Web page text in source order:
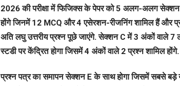
2026 की परीक्षा में फिजिक्स के पेपर को 5 अलग-अलग
होंगे जिनमें 12 MCQ और 4 एसेरशन-रीजनिंग शामिल हैं
अति लघु उत्तरीय प्रश्न पूछे जाएंगे. सेक्शन C में 3 अंकों वाले
स्टडी पर केंद्रित होगा जिसमें 4 अंकों वाले 2 प्रश्न शामिल होंगे.
प्रश्न पत्र का समापन सेक्शन E के साथ होगा जिसमें सबसे बड़े